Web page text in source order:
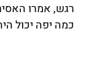
רגש, אמרו
כמה יפה יכול